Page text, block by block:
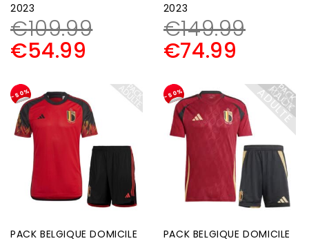
2023
€109.99
€54.99
2023
€149.99
€74.99
-50%
PACK BELGIQUE DOMICILE
-50% P
A
C
K
A
D
U
L
T
E
PACK BELGIQUE DOMICILE